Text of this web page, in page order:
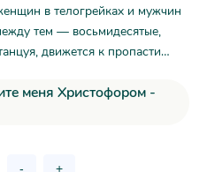
в телогрейках и мужчин
тем — восьмидесятые,
движется к пропасти…
меня Христофором -
- +